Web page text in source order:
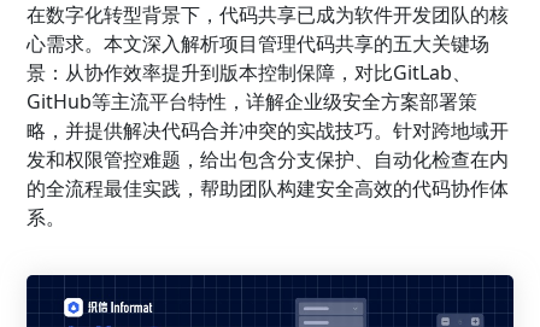
在数字化转型背景下，代码共享已成为软件开发团队的核
心需求。本文深入解析项目管理代码共享的五大关键场
景：从协作效率提升到版本控制保障，对比GitLab、
GitHub等主流平台特性，详解企业级安全方案部署策
略，并提供解决代码合并冲突的实战技巧。针对跨地域开
发和权限管控难题，给出包含分支保护、自动化检查在内
的全流程最佳实践，帮助团队构建安全高效的代码协作体
系。